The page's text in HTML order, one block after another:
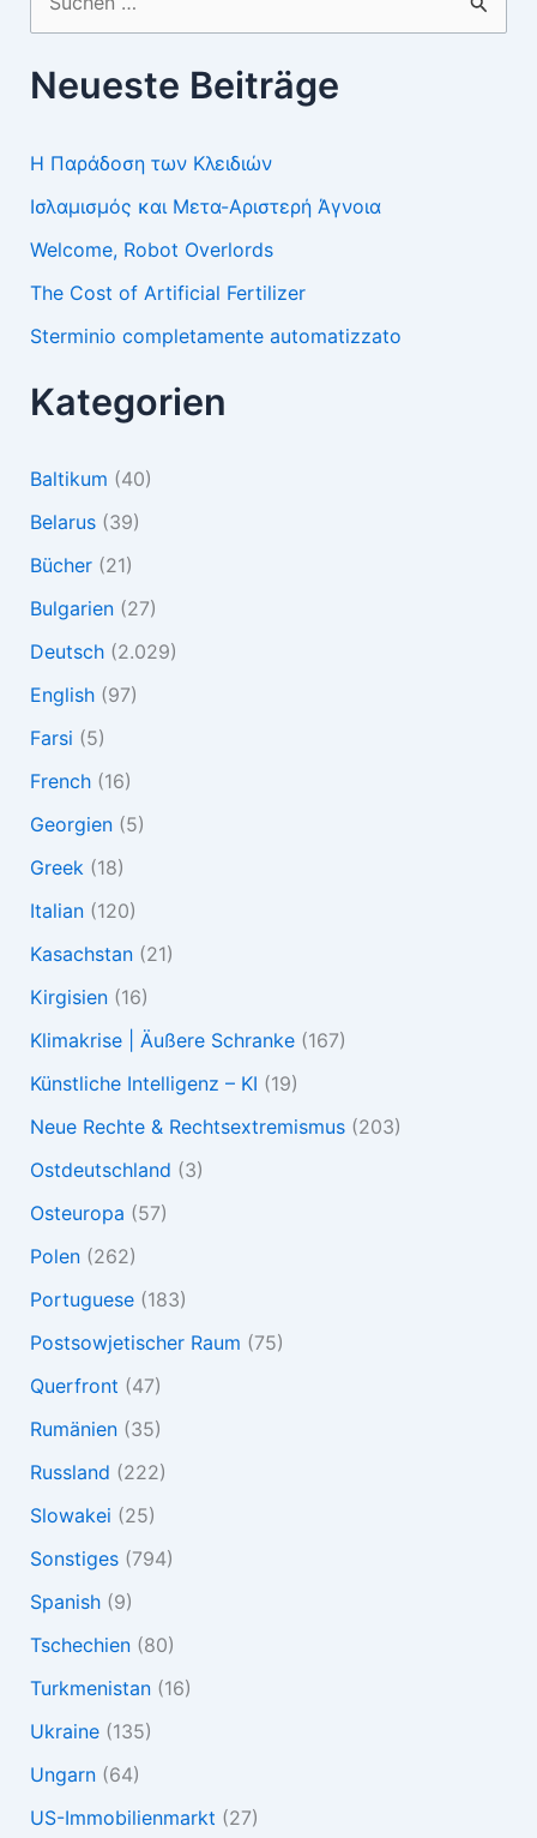
nach:
Neueste Beiträge
Η Παράδοση των Κλειδιών
Ισλαμισμός και Μετα-Αριστερή Άγνοια
Welcome, Robot Overlords
The Cost of Artificial Fertilizer
Sterminio completamente automatizzato
Kategorien
Baltikum (40)
Belarus(39)
Bücher(21)
Bulgarien(27)
Deutsch(2.029)
English(97)
Farsi (5)
French(16)
Georgien(5)
Greek(18)
Italian(120)
Kasachstan(21)
Kirgisien(16)
Klimakrise | Äußere Schranke(167)
Künstliche Intelligenz – KI (19)
Neue Rechte & Rechtsextremismus(203)
Ostdeutschland (3)
Osteuropa (57)
Polen(262)
Portuguese(183)
Postsowjetischer Raum (75)
Querfront (47)
Rumänien(35)
Russland (222)
Slowakei (25)
Sonstiges(794)
Spanish(9)
Tschechien(80)
Turkmenistan(16)
Ukraine(135)
Ungarn(64)
US-Immobilienmarkt (27)